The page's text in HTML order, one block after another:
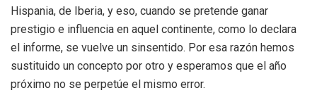
Hispania, de Iberia, y eso, cuando se pretende ganar
prestigio e influencia en aquel continente, como lo declara
el informe, se vuelve un sinsentido. Por esa razón hemos
sustituido un concepto por otro y esperamos que el año
próximo no se perpetúe el mismo error.